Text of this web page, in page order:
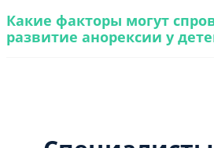
Какие факторы могут
развитие анорексии у